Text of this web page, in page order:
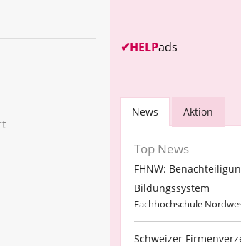
✔HELPads
News Aktion
Top News
FHNW:
Bildungssystem
Fachhochschule
Schweizer